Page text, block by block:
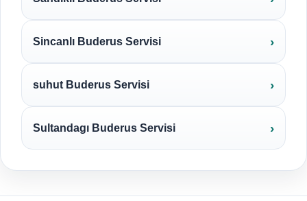
Sincanlı Buderus Servisi
suhut Buderus Servisi
Sultandagı Buderus Servisi